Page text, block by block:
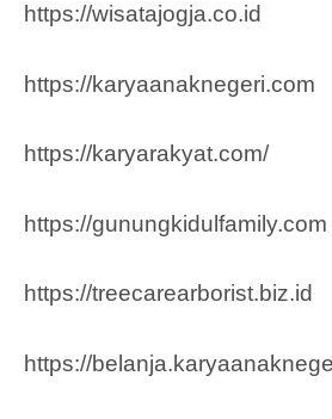
https://wisatajogja.co.id
https://karyaanaknegeri.com
https://karyarakyat.com/
https://gunungkidulfamily.com
https://treecarearborist.biz.id
https://